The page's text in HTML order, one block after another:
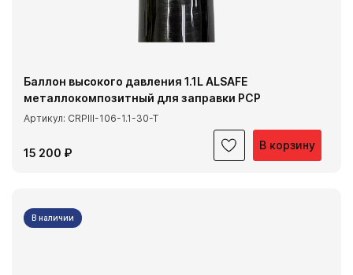
В корзину
Баллон высокого давления 1.1L ALSAFE
металлокомпозитный для заправки PCP
Артикул: CRPIII-106-1.1-30-T
15 200 ₽
В наличии